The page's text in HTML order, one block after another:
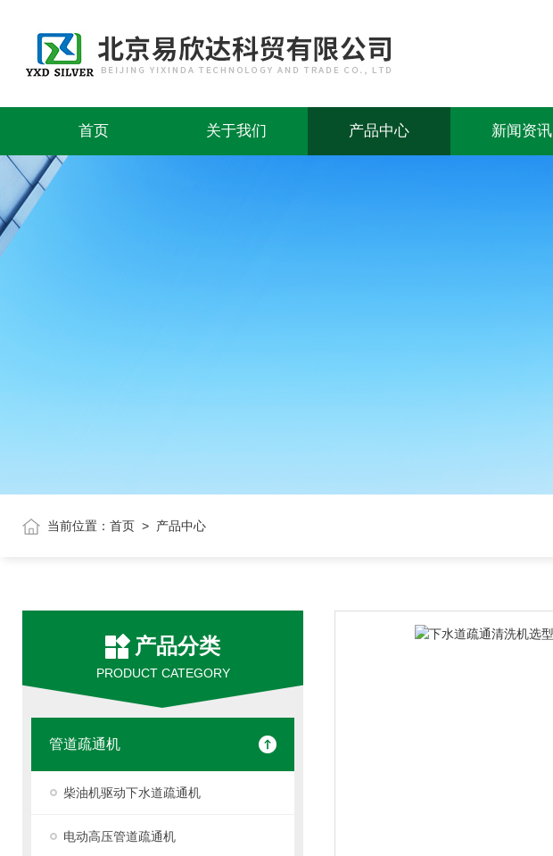
首页 关于我们 产品中心 新闻资讯
当前位置： 首页 > 产品中心
产品分类
PRODUCT CATEGORY
管道疏通机
柴油机驱动下水道疏通机
电动高压管道疏通机